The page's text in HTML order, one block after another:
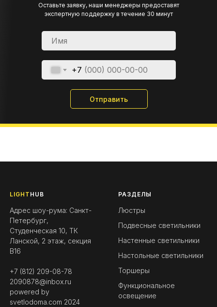
+7
Отправить
Оставьте заявку, наши менеджеры предоставят
экспертную поддержку в течение 30 минут
LIGHT HUB
Адрес шоу-рума: Санкт-
Петербург,
Студенческая 10, ТК
Ланской, 2 этаж, секция
B16
+7 (812) 209-08-78
2090878@inbox.ru
powered by
svetlodoma.com 2024
РАЗДЕЛЫ
Люстры
Подвесные светильники
Настенные светильники
Настольные светильники
Торшеры
Функциональное
освещение